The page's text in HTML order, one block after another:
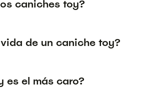
caniches toy?
de un caniche toy?
es el más caro?